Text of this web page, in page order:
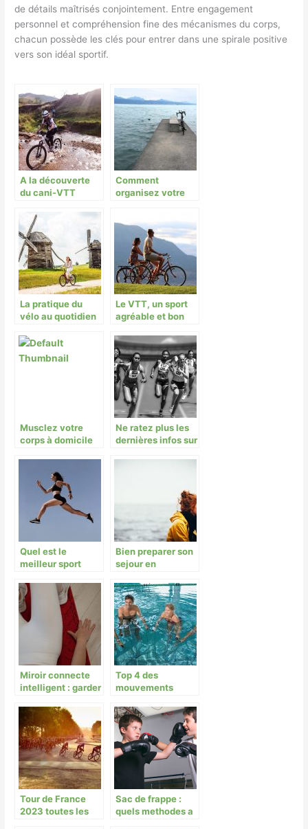
de détails maîtrisés conjointement. Entre engagement
personnel et compréhension fine des mécanismes du corps,
chacun possède les clés pour entrer dans une spirale positive
vers son idéal sportif.
A la découverte
du cani-VTT
Comment
organisez votre
La pratique du
vélo au quotidien
Le VTT, un sport
agréable et bon
Musclez votre
corps à domicile
Ne ratez plus les
dernières infos sur
Quel est le
meilleur sport
entretenir ?
Bien preparer son
sejour en
Miroir connecte
intelligent : garder
chez soi
Top 4 des
mouvements
affiner les cuisses
à Paris
Tour de France
2023 toutes les
Sac de frappe :
quels methodes a